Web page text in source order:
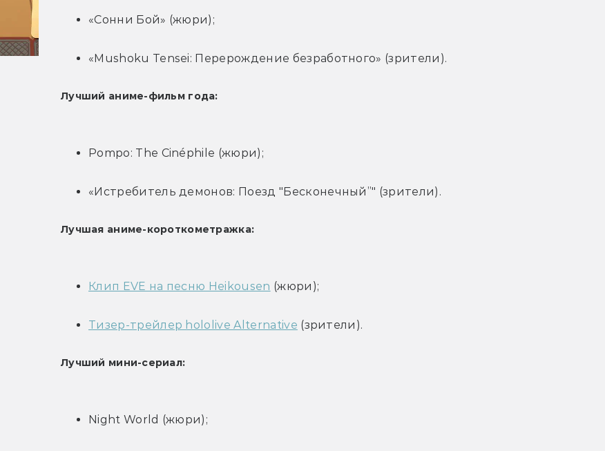
«Сонни Бой» (жюри);
«Mushoku Tensei: Перерождение безработного» (зрители).
Лучший аниме-фильм года:
Pompo: The Cinéphile (жюри);
«Истребитель демонов: Поезд "Бесконечный”" (зрители).
Лучшая аниме-короткометражка:
Клип EVE на песню Heikousen (жюри);
Тизер-трейлер hololive Alternative (зрители).
Лучший мини-сериал:
Night World (жюри);